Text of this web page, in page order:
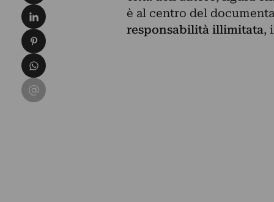
è al centro del
responsabilità illimitata,
Condividi su LinkedIn
Condividi su Pinterest
Condividi su WhatsApp
Condividi su Email